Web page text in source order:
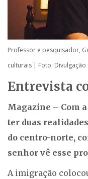
Professor e pesquisador,
culturais | Foto: Divulgação
Entrevista
Magazine – Com
ter duas
do centro-norte,
senhor vê esse
A imigração